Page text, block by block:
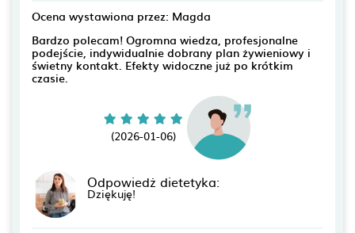
Ocena wystawiona przez: Magda
Bardzo polecam! Ogromna wiedza, profesjonalne
podejście, indywidualnie dobrany plan żywieniowy i
świetny kontakt. Efekty widoczne już po krótkim
czasie.
(2026-01-06)
Odpowiedż dietetyka:
Dziękuję!